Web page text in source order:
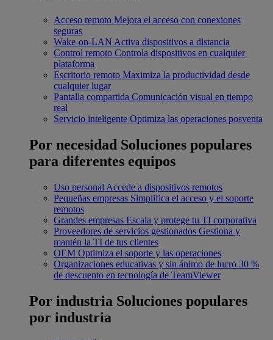
Acceso remoto Mejora el acceso con conexiones
seguras
Wake-on-LAN Activa dispositivos a distancia
Control remoto Controla dispositivos en cualquier
plataforma
Escritorio remoto Maximiza la productividad desde
cualquier lugar
Pantalla compartida Comunicación visual en tiempo
real
Servicio inteligente Optimiza las operaciones posventa
Por necesidad Soluciones populares
para diferentes equipos
Uso personal Accede a dispositivos remotos
Pequeñas empresas Simplifica el acceso y el soporte
remotos
Grandes empresas Escala y protege tu TI corporativa
Proveedores de servicios gestionados Gestiona y
mantén la TI de tus clientes
OEM Optimiza el soporte y las operaciones
Organizaciones educativas y sin ánimo de lucro 30 %
de descuento en tecnología de TeamViewer
Por industria Soluciones populares
por industria